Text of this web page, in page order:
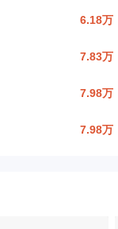
6.18万
7.83万
7.98万
7.98万